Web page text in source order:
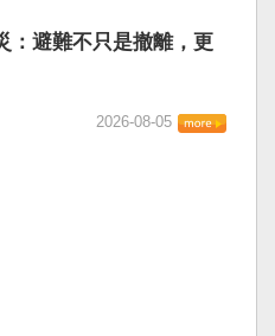
：避難不只是撤離，更
2026-08-05